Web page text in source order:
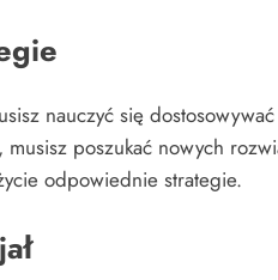
nauczyć się
poszukać nowych
odpowiednie strategie.